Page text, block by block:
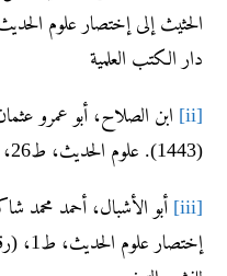
دار الكتب العلمية
[ii]
ابن الصلاح، أبو عمرو
(1443). علوم الحديث، ط26، (رقم الصفحة: 75) سورية: دار الفكر
[iii]